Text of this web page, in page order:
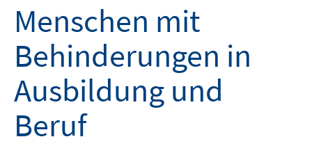
Menschen mit
Behinderungen in
Ausbildung und
Beruf